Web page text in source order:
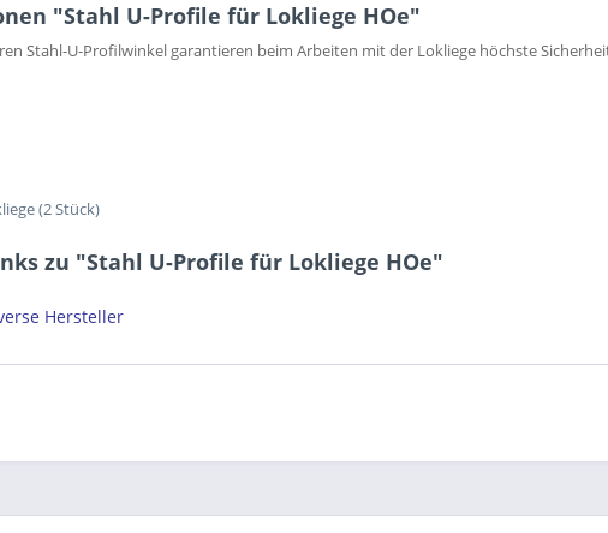
"Stahl U-Profile für Lokliege HOe"
Stahl-U-Profilwinkel garantieren beim Arbeiten mit der Lokliege höchste
(2 Stück)
zu "Stahl U-Profile für Lokliege HOe"
Hersteller